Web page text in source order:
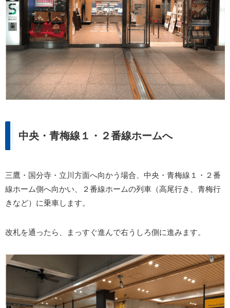
中央・青梅線１・２番線ホームへ
三鷹・国分寺・立川方面へ向かう場合、中央・青梅線１・２番
線ホーム側へ向かい、２番線ホームの列車（高尾行き、青梅行
きなど）に乗車します。
改札を通ったら、まっすぐ進んで右うしろ側に進みます。